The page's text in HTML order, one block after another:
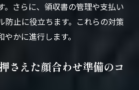
。さらに、領収書の管理や支払い
防止に役立ちます。これらの対策
かに進行します。
さえた顔合わせ準備のコ